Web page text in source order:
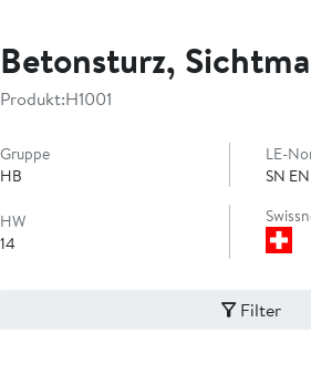
Betonsturz,
Produkt:H1001
Gruppe
HB
LE-
SN
HW
14
Filter